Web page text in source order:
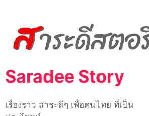
content
Saradee Story
เรื่องราว สาระดีๆ เพื่อคนไทย ที่เป็น